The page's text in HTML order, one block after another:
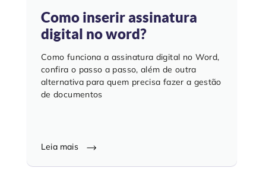
Como inserir assinatura
digital no word?
Como funciona a assinatura digital no Word,
confira o passo a passo, além de outra
alternativa para quem precisa fazer a gestão
de documentos
Leia mais